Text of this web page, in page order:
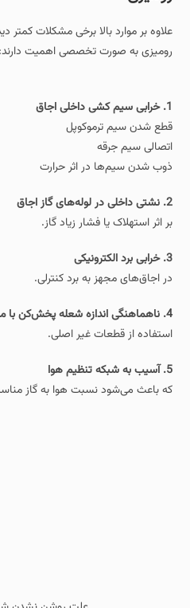
علاوه بر موارد بالا برخی مشکلات کمتر
رومیزی به صورت تخصصی اهمیت دارند:
1. خرابی سیم‌ کشی داخلی اجاق
قطع شدن سیم ترموکوپل
اتصالی سیم جرقه
ذوب شدن سیم‌ها در اثر حرارت
2. نشتی داخلی در لوله‌های گاز اجاق
بر اثر استهلاک یا فشار زیاد گاز.
3. خرابی برد الکترونیکی
در اجاق‌های مجهز به برد کنترلی.
4. ناهماهنگی اندازه شعله‌ پخش‌کن با مدل اجاق
استفاده از قطعات غیر اصلی.
5. آسیب به شبکه تنظیم هوا
که باعث می‌شود نسبت هوا به گاز